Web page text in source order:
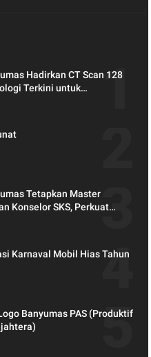
Hadirkan CT Scan 128
Terkini untuk
Tetapkan Master
Konselor SKS, Perkuat
Karnaval Mobil Hias Tahun
Banyumas PAS (Produktif